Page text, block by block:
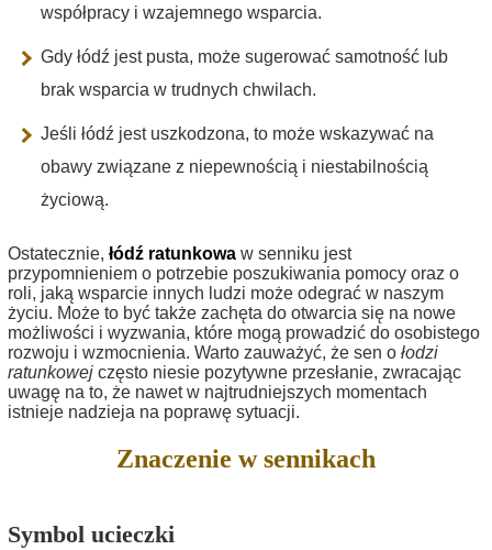
współpracy i wzajemnego wsparcia.
Gdy łódź jest pusta, może sugerować samotność lub
brak wsparcia w trudnych chwilach.
Jeśli łódź jest uszkodzona, to może wskazywać na
obawy związane z niepewnością i niestabilnością
życiową.
Ostatecznie, łódź ratunkowa w senniku jest
przypomnieniem o potrzebie poszukiwania pomocy oraz o
roli, jaką wsparcie innych ludzi może odegrać w naszym
życiu. Może to być także zachęta do otwarcia się na nowe
możliwości i wyzwania, które mogą prowadzić do osobistego
rozwoju i wzmocnienia. Warto zauważyć, że sen o łodzi
ratunkowej często niesie pozytywne przesłanie, zwracając
uwagę na to, że nawet w najtrudniejszych momentach
istnieje nadzieja na poprawę sytuacji.
Znaczenie w sennikach
Symbol ucieczki